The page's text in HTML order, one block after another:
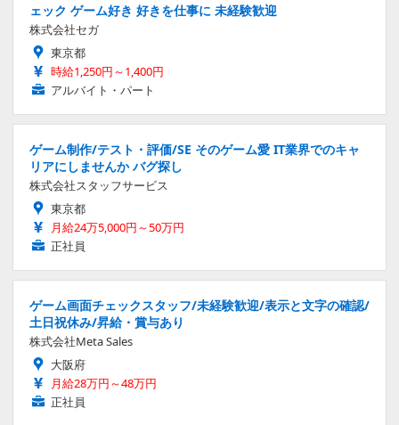
ェック ゲーム好き 好きを仕事に 未経験歓迎
株式会社セガ
東京都
時給1,250円～1,400円
アルバイト・パート
ゲーム制作/テスト・評価/SE そのゲーム愛 IT業界でのキャ
リアにしませんか バグ探し
株式会社スタッフサービス
東京都
月給24万5,000円～50万円
正社員
ゲーム画面チェックスタッフ/未経験歓迎/表示と文字の確認/
土日祝休み/昇給・賞与あり
株式会社Meta Sales
大阪府
月給28万円～48万円
正社員